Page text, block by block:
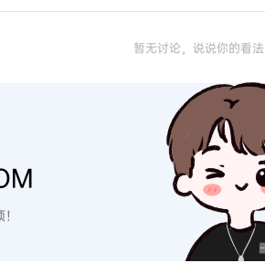
暂无讨论，说说你的看